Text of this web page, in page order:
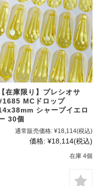
【在庫限り】プレシオサ
MCドロップ
シャープイエロ
30個
通常販売価格: ¥18,114(税込)
価格: ¥18,114(税込)
在庫 4個